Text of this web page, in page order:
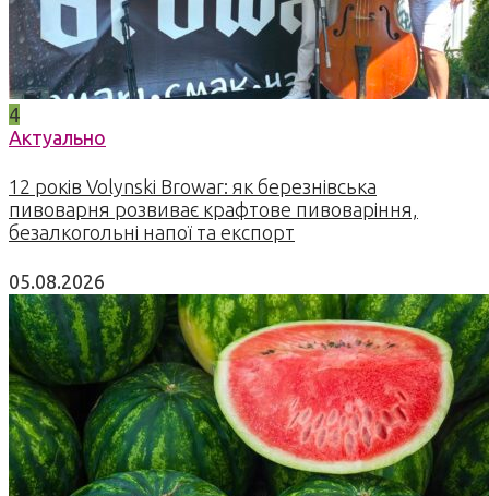
4
Актуально
12 років Volynski Browar: як березнівська
пивоварня розвиває крафтове пивоваріння,
безалкогольні напої та експорт
05.08.2026